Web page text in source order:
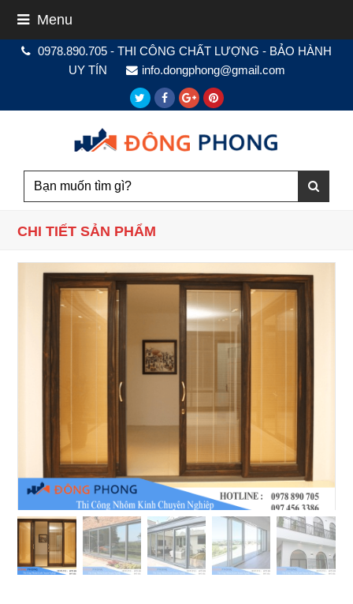
Menu
0978.890.705 - THI CÔNG CHẤT LƯỢNG - BẢO HÀNH
UY TÍN
info.dongphong@gmail.com
TwitterFacebook
GooglePinterest
CHI TIẾT SẢN PHẨM